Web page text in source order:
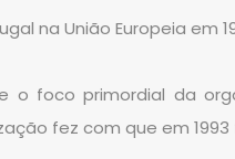
na União Europeia em
o foco primordial da
fez com que em